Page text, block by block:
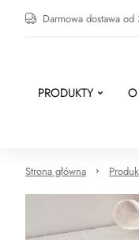
Darmowa dostawa od
PRODUKTY
Strona główna